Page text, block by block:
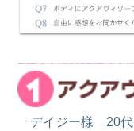
デイジー様 20代